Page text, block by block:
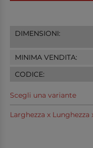
DIMENSIONI:
MINIMA VENDITA:
CODICE:
Scegli una variante
Larghezza x